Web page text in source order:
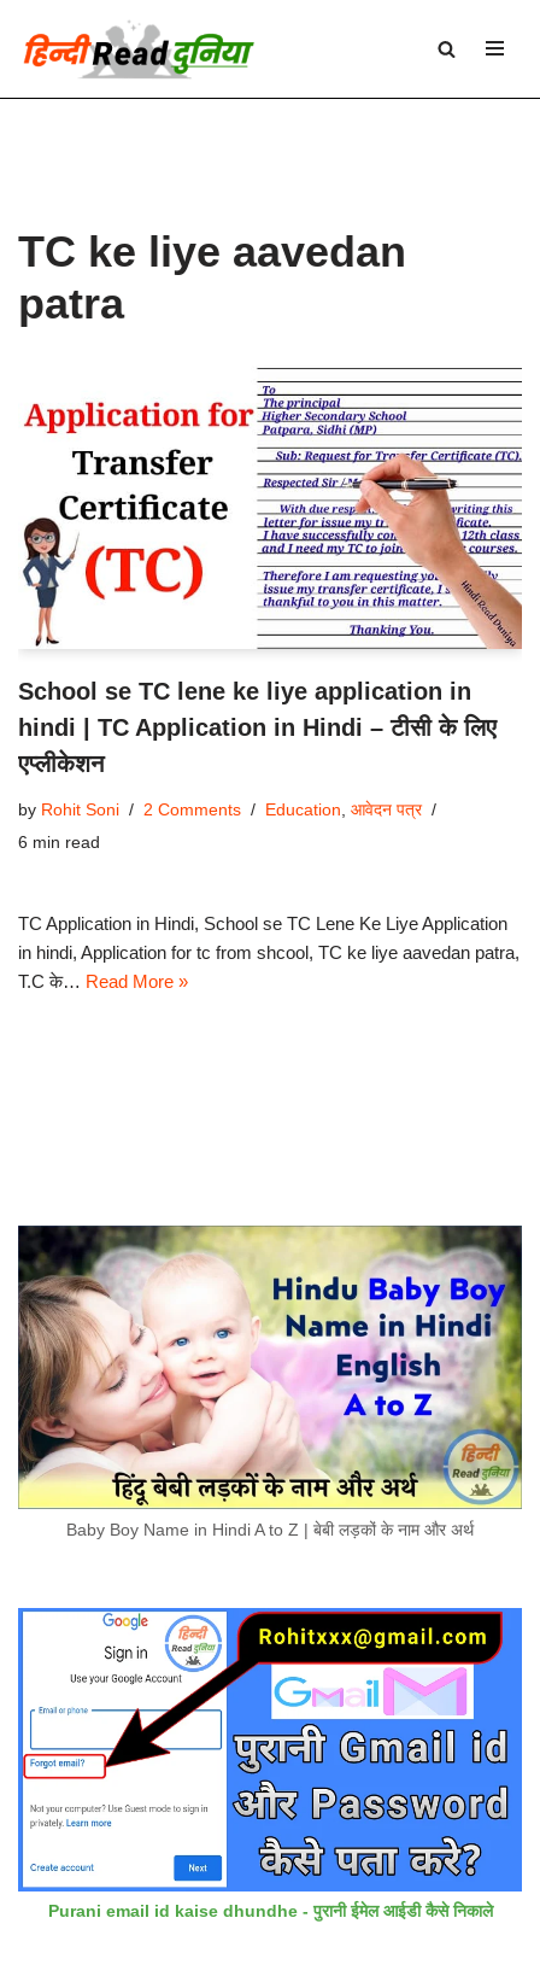
Skip
to
TC ke liye aavedan
patra
School se TC lene ke liye application in
hindi | TC Application in Hindi – टीसी के लिए
एप्लीकेशन
by Rohit Soni 2 Comments Education आवेदन पत्र
6 min read
TC Application in Hindi, School se TC Lene Ke Liye Application
in hindi, Application for tc from shcool, TC ke liye aavedan patra,
T.C के… Read More »
Baby Boy Name in Hindi A to Z | बेबी लड़कों के नाम और अर्थ
Purani email id kaise dhundhe - पुरानी ईमेल आईडी कैसे निकाले